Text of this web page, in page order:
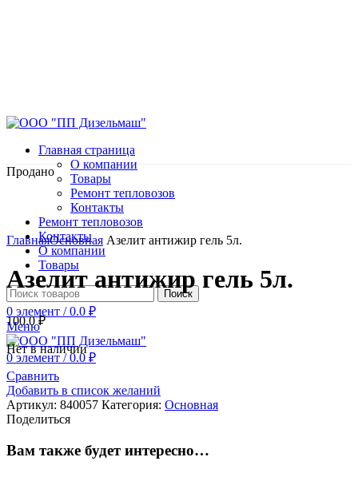
Главная страница
О компании
Товары
Ремонт тепловозов
Контакты
Ремонт тепловозов
Контакты
О компании
Товары
Поиск
0 элемент / 0.0 ₽
Меню
0элемент / 0.0₽
Продано
Нажмите, чтобы увеличить
ГлавнаяОсновная Азелит антижир гель 5л.
Азелит антижир гель 5л.
100.0₽
Нет в наличии
Сравнить
Добавить в список желаний
Артикул: 840057 Категория: Основная
Поделиться
Вам также будет интересно…